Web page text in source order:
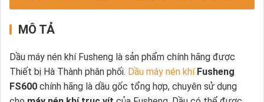
MÔ TẢ
Dầu máy nén khí Fusheng là sản phẩm chính hãng được
Thiết bị Hà Thành phân phối. Dầu máy nén khíFusheng
FS600 chính hãng là dầu gốc tổng hợp, chuyên sử dụng